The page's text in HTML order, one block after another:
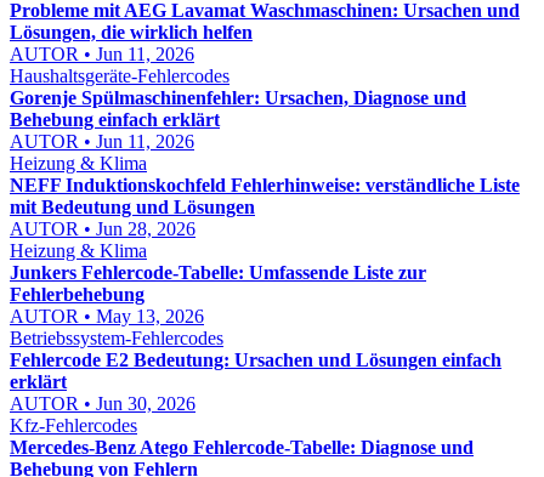
Probleme mit AEG Lavamat Waschmaschinen: Ursachen und
Lösungen, die wirklich helfen
AUTOR • Jun 11, 2026
Haushaltsgeräte-Fehlercodes
Gorenje Spülmaschinenfehler: Ursachen, Diagnose und
Behebung einfach erklärt
AUTOR • Jun 11, 2026
Heizung & Klima
NEFF Induktionskochfeld Fehlerhinweise: verständliche Liste
mit Bedeutung und Lösungen
AUTOR • Jun 28, 2026
Heizung & Klima
Junkers Fehlercode-Tabelle: Umfassende Liste zur
Fehlerbehebung
AUTOR • May 13, 2026
Betriebssystem-Fehlercodes
Fehlercode E2 Bedeutung: Ursachen und Lösungen einfach
erklärt
AUTOR • Jun 30, 2026
Kfz-Fehlercodes
Mercedes-Benz Atego Fehlercode-Tabelle: Diagnose und
Behebung von Fehlern